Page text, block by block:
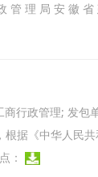
管 理 局 安 徽
行政管理; 发包
据《中华人民
：